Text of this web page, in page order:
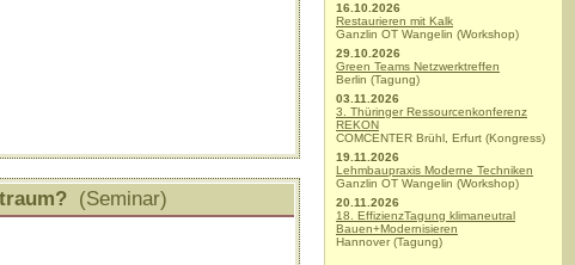
(Seminar)
16.10.2026
Restaurieren mit Kalk
Ganzlin OT Wangelin (Workshop)
29.10.2026
Green Teams Netzwerktreffen
Berlin (Tagung)
03.11.2026
3. Thüringer Ressourcenkonferenz
REKON
COMCENTER Brühl, Erfurt (Kongress)
19.11.2026
Lehmbaupraxis Moderne Techniken
Ganzlin OT Wangelin (Workshop)
20.11.2026
18. EffizienzTagung klimaneutral
Bauen+Modernisieren
Hannover (Tagung)